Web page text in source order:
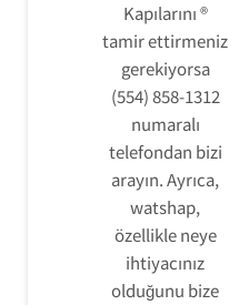
Kapılarını ®
tamir ettirmeniz
gerekiyorsa
(554) 858-1312
numaralı
telefondan bizi
arayın. Ayrıca,
watshap,
özellikle neye
ihtiyacınız
olduğunu bize